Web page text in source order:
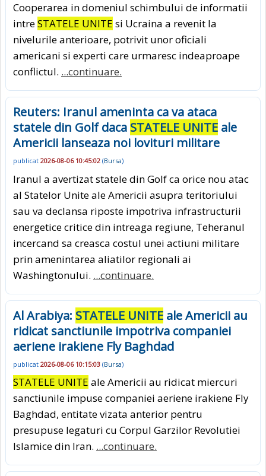
Cooperarea in domeniul schimbului de informatii
intreSTATELE UNITE si Ucraina a revenit la
nivelurile anterioare, potrivit unor oficiali
americani si experti care urmaresc indeaproape
conflictul. ...continuare.
Reuters: Iranul ameninta ca va ataca
statele din Golf daca STATELE UNITE ale
Americii lanseaza noi lovituri militare
publicat 2026-08-06 10:45:02 (Bursa)
Iranul a avertizat statele din Golf ca orice nou atac
al Statelor Unite ale Americii asupra teritoriului
sau va declansa riposte impotriva infrastructurii
energetice critice din intreaga regiune, Teheranul
incercand sa creasca costul unei actiuni militare
prin amenintarea aliatilor regionali ai
Washingtonului. ...continuare.
Al Arabiya: STATELE UNITE ale Americii au
ridicat sanctiunile impotriva companiei
aeriene irakiene Fly Baghdad
publicat 2026-08-06 10:15:03 (Bursa)
STATELE UNITE ale Americii au ridicat miercuri
sanctiunile impuse companiei aeriene irakiene Fly
Baghdad, entitate vizata anterior pentru
presupuse legaturi cu Corpul Garzilor Revolutiei
Islamice din Iran. ...continuare.